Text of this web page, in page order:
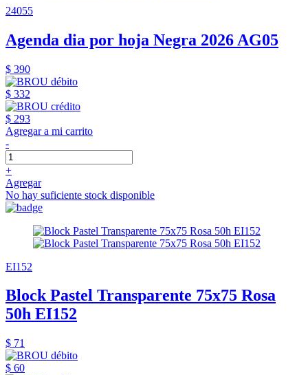
24055
Agenda dia por hoja Negra 2026 AG05
$ 390
$ 332
$ 293
Agregar a mi carrito
-
+
Agregar
No hay suficiente stock disponible
EI152
Block Pastel Transparente 75x75 Rosa
50h EI152
$ 71
$ 60